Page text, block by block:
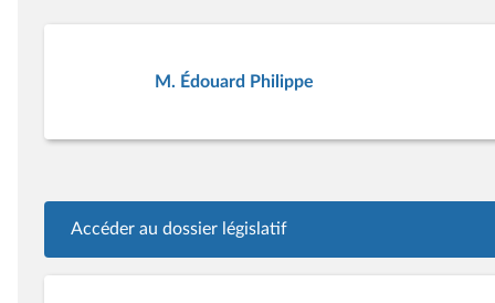
M. Édouard Philippe
Accéder au dossier législatif